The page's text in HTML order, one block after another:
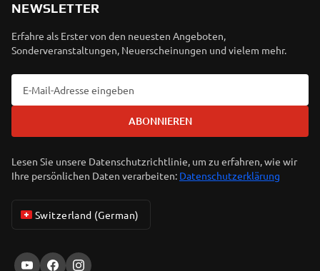
NEWSLETTER
Erfahre als Erster von den neuesten Angeboten,
Sonderveranstaltungen, Neuerscheinungen und vielem mehr.
ABONNIEREN
Lesen Sie unsere Datenschutzrichtlinie, um zu erfahren, wie wir
Ihre persönlichen Daten verarbeiten: Datenschutzerklärung
Switzerland (German)